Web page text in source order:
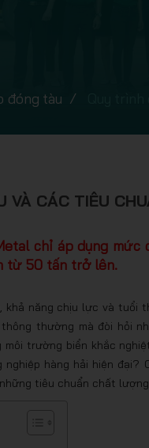
đóng tàu
VÀ CÁC TIÊU
chỉ áp dụng
từ 50 tấn trở lên.
năng chịu lực và tuổi
thường mà đòi hỏi
môi trường biển khắc
hàng hải hiện
tiêu chuẩn chất